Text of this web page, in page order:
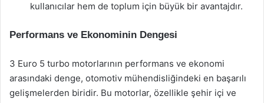
kullanıcılar hem de toplum için büyük bir avantajdır.
Performans ve Ekonominin Dengesi
3 Euro 5 turbo motorlarının performans ve ekonomi
arasındaki denge, otomotiv mühendisliğindeki en başarılı
gelişmelerden biridir. Bu motorlar, özellikle şehir içi ve